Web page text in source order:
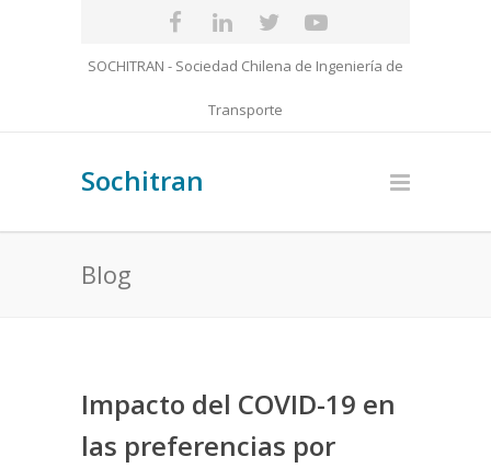
SOCHITRAN - Sociedad Chilena de Ingeniería de
Transporte
Sochitran
Blog
Impacto del COVID-19 en
las preferencias por